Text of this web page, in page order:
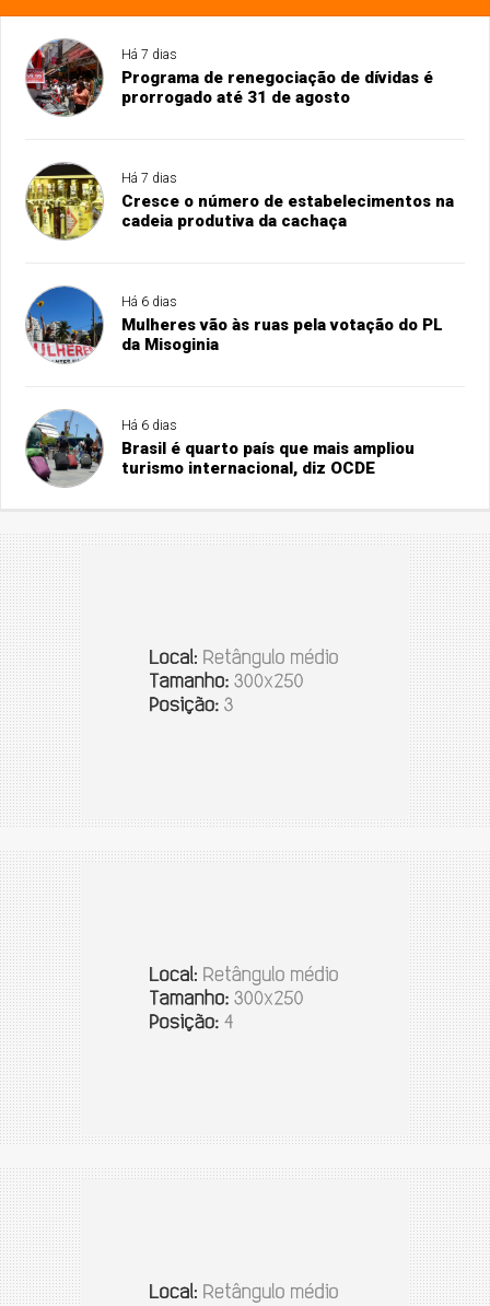
Há 7 dias
Programa de renegociação de dívidas é
prorrogado até 31 de agosto
Há 7 dias
Cresce o número de estabelecimentos na
cadeia produtiva da cachaça
Há 6 dias
Mulheres vão às ruas pela votação do PL
da Misoginia
Há 6 dias
Brasil é quarto país que mais ampliou
turismo internacional, diz OCDE